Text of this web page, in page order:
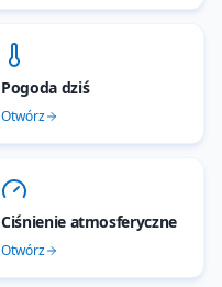
Pogoda dziś
Otwórz
Ciśnienie atmosferyczne
Otwórz